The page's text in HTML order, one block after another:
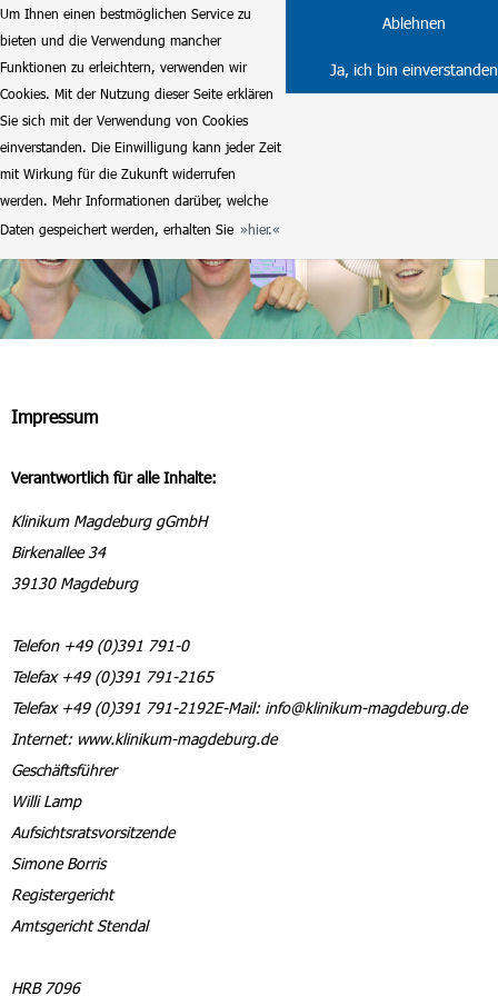
Um Ihnen einen bestmöglichen Service zu
bieten und die Verwendung mancher
Funktionen zu erleichtern, verwenden wir
Cookies. Mit der Nutzung dieser Seite erklären
Sie sich mit der Verwendung von Cookies
einverstanden. Die Einwilligung kann jeder Zeit
mit Wirkung für die Zukunft widerrufen
werden. Mehr Informationen darüber, welche
Daten gespeichert werden, erhalten Sie
hier.
Ablehnen
Ja, ich bin einverstanden
Impressum
Verantwortlich für alle Inhalte:
Klinikum Magdeburg gGmbH
Birkenallee 34
39130 Magdeburg
Telefon +49 (0)391 791-0
Telefax +49 (0)391 791-2165
Telefax +49 (0)391 791-2192E-Mail: info@klinikum-magdeburg.de
Internet: www.klinikum-magdeburg.de
Geschäftsführer
Willi Lamp
Aufsichtsratsvorsitzende
Simone Borris
Registergericht
Amtsgericht Stendal
HRB 7096